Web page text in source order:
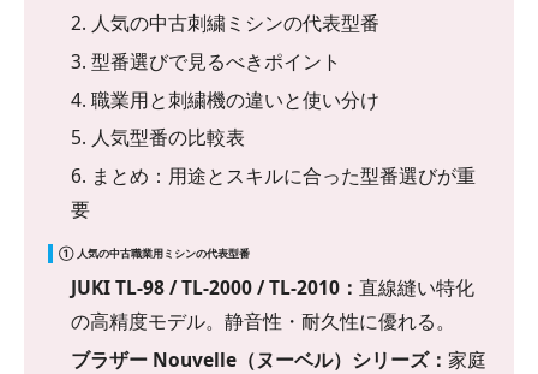
2. 人気の中古刺繍ミシンの代表型番
3. 型番選びで見るべきポイント
4. 職業用と刺繍機の違いと使い分け
5. 人気型番の比較表
6. まとめ：用途とスキルに合った型番選びが重
要
① 人気の中古職業用ミシンの代表型番
JUKI TL-98 / TL-2000 / TL-2010： 直線縫い特化
の高精度モデル。静音性・耐久性に優れる。
ブラザー Nouvelle（ヌーベル）シリーズ： 家庭